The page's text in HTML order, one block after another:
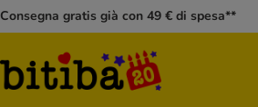
Consegna gratis già con 49 € di spesa**